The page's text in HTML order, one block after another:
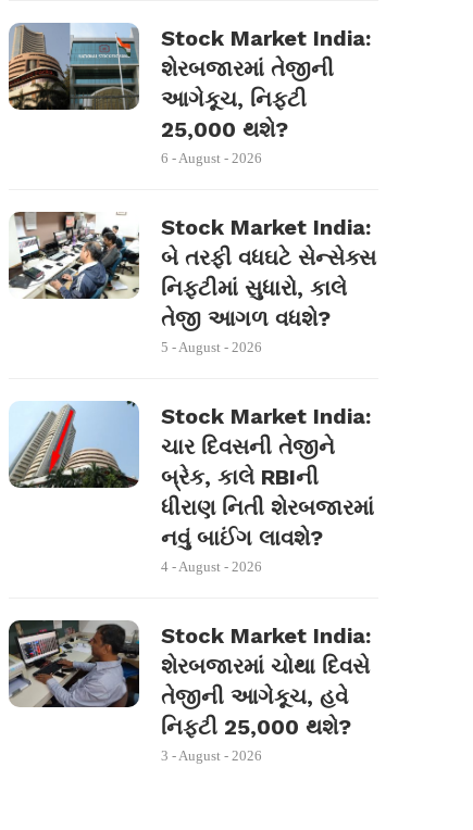
Stock Market India:
શેરબજારમાં તેજીની
આગેકૂચ, નિફ્ટી
25,000 થશે?
6 - August - 2026
Stock Market India:
બે તરફી વધઘટે સેન્સેક્સ
નિફ્ટીમાં સુધારો, કાલે
તેજી આગળ વધશે?
5 - August - 2026
Stock Market India:
ચાર દિવસની તેજીને
બ્રેક, કાલે RBIની
ધીરાણ નિતી શેરબજારમાં
નવું બાઈંગ લાવશે?
4 - August - 2026
Stock Market India:
શેરબજારમાં ચોથા દિવસે
તેજીની આગેકૂચ, હવે
નિફ્ટી 25,000 થશે?
3 - August - 2026